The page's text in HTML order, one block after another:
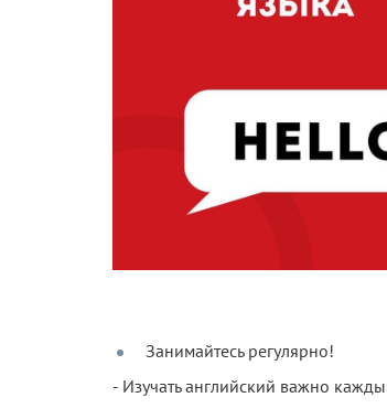
Занимайтесь регулярно!
- Изучать английский важно